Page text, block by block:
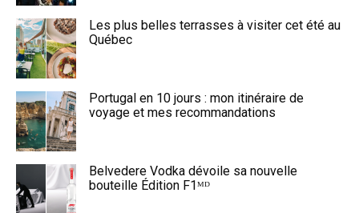
Les plus belles terrasses à visiter cet été au
Québec
Portugal en 10 jours : mon itinéraire de
voyage et mes recommandations
Belvedere Vodka dévoile sa nouvelle
bouteille Édition F1ᴹᴰ